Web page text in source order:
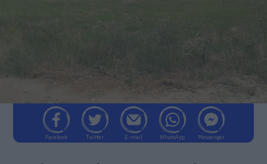
Facebook Twitter E-mail WhatsApp Messenger